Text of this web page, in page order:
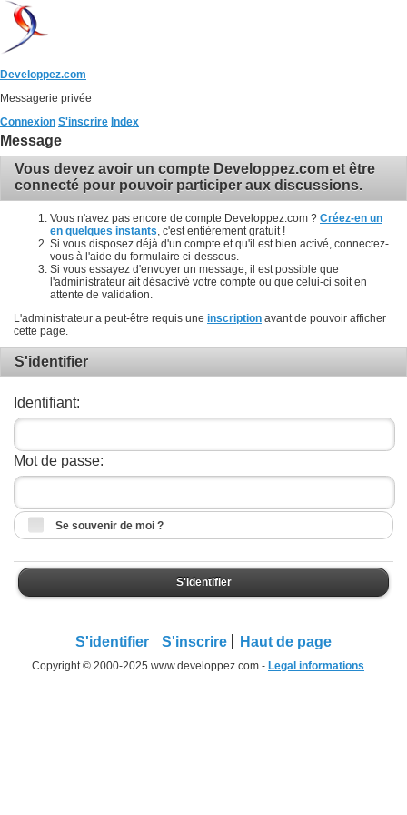
Developpez.com
Messagerie privée
Connexion S'inscrire Index
Message
Vous devez avoir un compte Developpez.com et être
connecté pour pouvoir participer aux discussions.
Vous n'avez pas encore de compte Developpez.com ? Créez-en un
en quelques instants , c'est entièrement gratuit !
Si vous disposez déjà d'un compte et qu'il est bien activé, connectez-
vous à l'aide du formulaire ci-dessous.
Si vous essayez d'envoyer un message, il est possible que
l'administrateur ait désactivé votre compte ou que celui-ci soit en
attente de validation.
L'administrateur a peut-être requis une inscription avant de pouvoir afficher
cette page.
S'identifier
Identifiant:
Mot de passe:
Se souvenir de moi ?
S'identifier
S'identifier S'inscrire Haut de page
Copyright © 2000-2025 www.developpez.com - Legal informations